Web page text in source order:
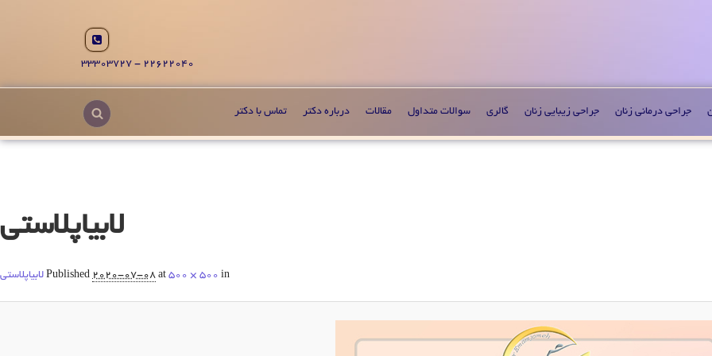
22622040 - 33303727
جراحی درمانی زنان جراحی زیبایی زنان گالری سوالات متداول مقالات درباره دکتر تماس با دکتر
لابیاپلاستی
Published 2020-07-08 at 500 × 500 in لابیاپلاستی